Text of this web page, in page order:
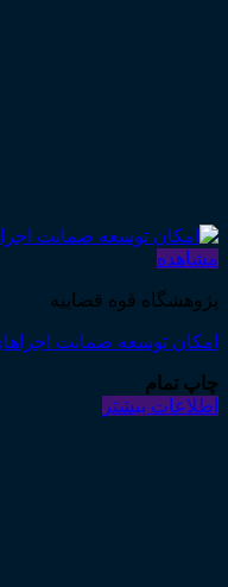
مشاهده
پژوهشگاه قوه قضاییه
امکان توسعه ضمانت
چاپ تمام
اطلاعات بیشتر